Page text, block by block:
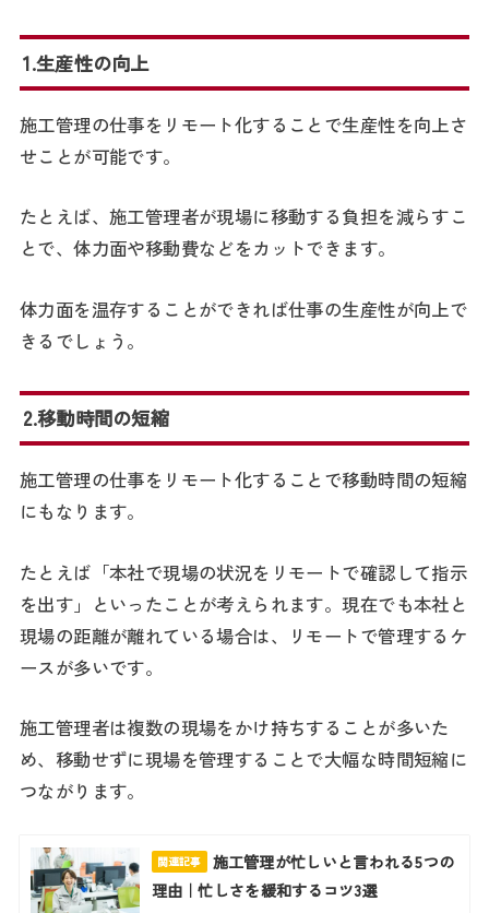
1.生産性の向上
施工管理の仕事をリモート化することで生産性を向上さ
せことが可能です。
たとえば、施工管理者が現場に移動する負担を減らすこ
とで、体力面や移動費などをカットできます。
体力面を温存することができれば仕事の生産性が向上で
きるでしょう。
2.移動時間の短縮
施工管理の仕事をリモート化することで移動時間の短縮
にもなります。
たとえば「本社で現場の状況をリモートで確認して指示
を出す」といったことが考えられます。現在でも本社と
現場の距離が離れている場合は、リモートで管理するケ
ースが多いです。
施工管理者は複数の現場をかけ持ちすることが多いた
め、移動せずに現場を管理することで大幅な時間短縮に
つながります。
関連記事
施工管理が忙しいと言われる5つの
理由｜忙しさを緩和するコツ3選